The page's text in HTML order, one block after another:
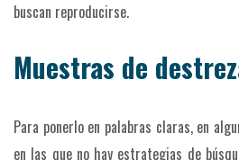
buscan reproducirse.
Muestras de
Para ponerlo en palabras claras, en
en las que no hay estrategias de